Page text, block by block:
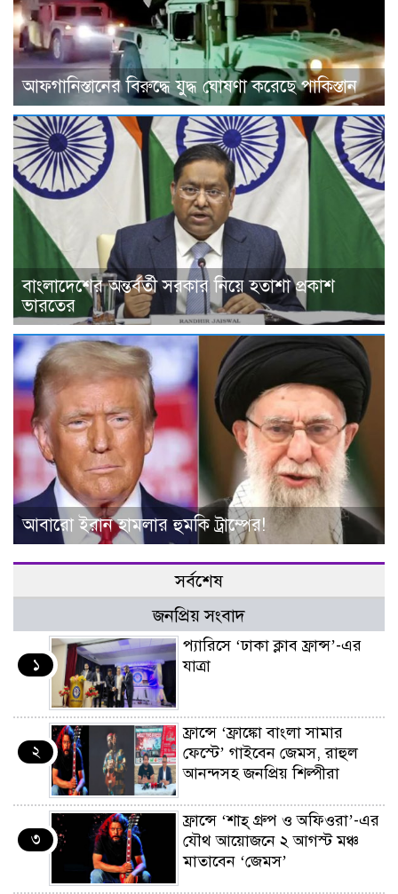
আফগানিস্তানের বিরুদ্ধে যুদ্ধ ঘোষণা করেছে পাকিস্তান
বাংলাদেশের অন্তর্বর্তী সরকার নিয়ে হতাশা প্রকাশ
ভারতের
আবারো ইরান হামলার হুমকি ট্রাম্পের!
সর্বশেষ
জনপ্রিয় সংবাদ
১
প্যারিসে ‘ঢাকা ক্লাব ফ্রান্স’-এর
যাত্রা
২
ফ্রান্সে ‘ফ্রাঙ্কো বাংলা সামার
ফেস্টে’ গাইবেন জেমস, রাহুল
আনন্দসহ জনপ্রিয় শিল্পীরা
৩
ফ্রান্সে ‘শাহ্ গ্রুপ ও অফিওরা’-এর
যৌথ আয়োজনে ২ আগস্ট মঞ্চ
মাতাবেন ‘জেমস’